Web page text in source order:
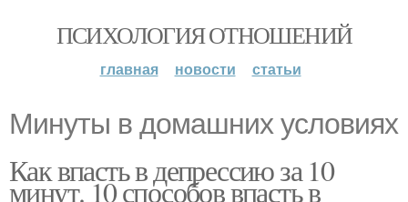
ПСИХОЛОГИЯ ОТНОШЕНИЙ
главная новости статьи
Минуты в домашних условиях
Как впасть в депрессию за 10
минут. 10 способов впасть в